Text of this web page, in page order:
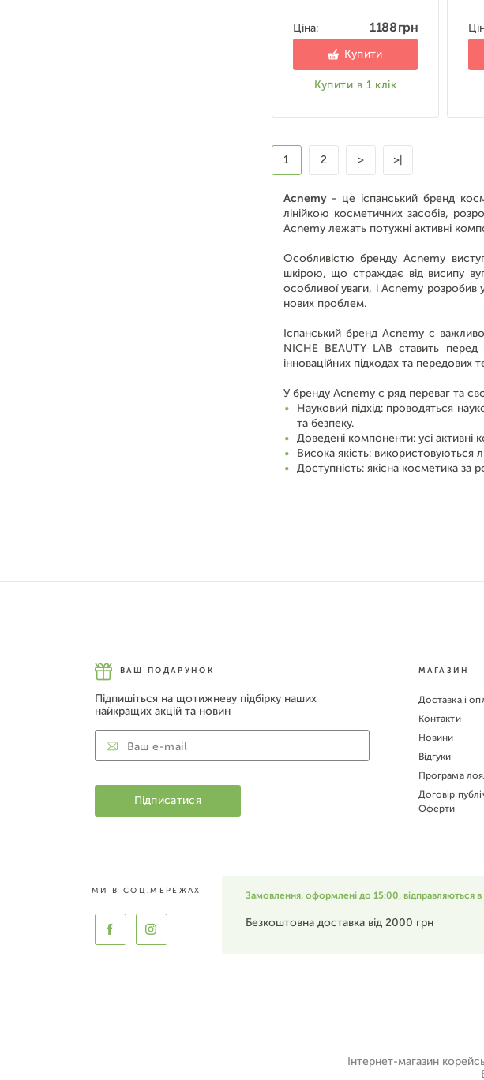
Ціна: 1188 грн
Купити
Купити в 1 клік
1 2 > >|
Acnemy - це іспанський бренд
лінійкою косметичних засобів,
Acnemy лежать потужні активні
Особливістю бренду Acnemy
шкірою, що страждає від висипу
особливої уваги, і Acnemy
нових проблем.
Іспанський бренд Acnemy є
NICHE BEAUTY LAB ставить
інноваційних підходах та передових
У бренду Acnemy є ряд переваг та
Науковий підхід: проводяться
та безпеку.
Доведені компоненти: усі активні
Висока якість: використовуються
Доступність: якісна косметика за
ВАШ ПОДАРУНОК
Підпишіться на щотижневу підбірку наших
найкращих акцій та новин
МАГАЗИН
Доставка і
Контакти
Новини
Відгуки
Програма
Договір
Оферти
МИ В СОЦ.МЕРЕЖАХ Замовлення, оформлені до 15:00, відправляються
Безкоштовна доставка від 2000 грн
Інтернет-магазин